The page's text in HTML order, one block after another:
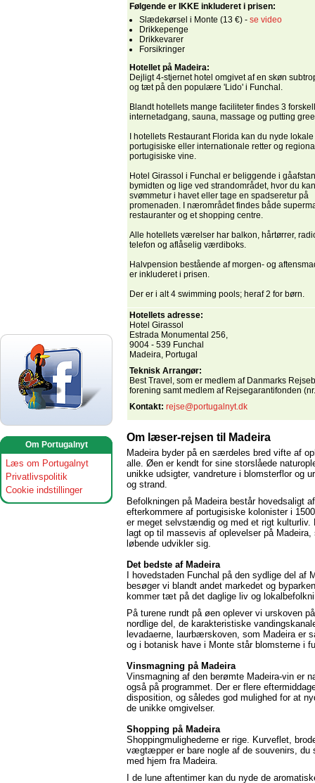
Om Portugalnyt
Læs om Portugalnyt
Privatlivspolitik
Cookie indstillinger
Følgende er IKKE inkluderet i prisen:
Slædekørsel i Monte (13 €) - se video
Drikkepenge
Drikkevarer
Forsikringer
Hotellet på Madeira:
Dejligt 4-stjernet hotel omgivet af en skøn
og tæt på den populære 'Lido' i Funchal.
Blandt hotellets mange faciliteter findes 3
internetadgang, sauna, massage og putting
I hotellets Restaurant Florida kan du nyde lokale
portugisiske eller internationale retter og
portugisiske vine.
Hotel Girassol i Funchal er beliggende i
bymidten og lige ved strandområdet, hvor du
svømmetur i havet eller tage en spadseretur på
promenaden. I nærområdet findes både
restauranter og et shopping centre.
Alle hotellets værelser har balkon, hårtørrer,
telefon og aflåselig værdiboks.
Halvpension bestående af morgen- og
er inkluderet i prisen.
Der er i alt 4 swimming pools; heraf 2 for børn.
Hotellets adresse:
Hotel Girassol
Estrada Monumental 256,
9004 - 539 Funchal
Madeira, Portugal
Teknisk Arrangør:
Best Travel, som er medlem af Danmarks
forening samt medlem af Rejsegarantifonden
Kontakt: rejse@portugalnyt.dk
Om læser-rejsen til Madeira
Madeira byder på en særdeles bred vifte af
alle. Øen er kendt for sine storslåede
unikke udsigter, vandreture i blomsterflor og
og strand.
Befolkningen på Madeira består hovedsaligt af
efterkommere af portugisiske kolonister i
er meget selvstændig og med et rigt kulturliv.
lagt op til massevis af oplevelser på Madeira,
løbende udvikler sig.
Det bedste af Madeira
I hovedstaden Funchal på den sydlige del af
besøger vi blandt andet markedet og
kommer tæt på det daglige liv og
På turene rundt på øen oplever vi urskoven
nordlige del, de karakteristiske
levadaerne, laurbærskoven, som Madeira er
og i botanisk have i Monte står blomsterne i
Vinsmagning på Madeira
Vinsmagning af den berømte Madeira-vin er
også på programmet. Der er flere
disposition, og således god mulighed for at
de unikke omgivelser.
Shopping på Madeira
Shoppingmulighederne er rige. Kurveflet,
vægtæpper er bare nogle af de souvenirs, du
med hjem fra Madeira.
I de lune aftentimer kan du nyde de